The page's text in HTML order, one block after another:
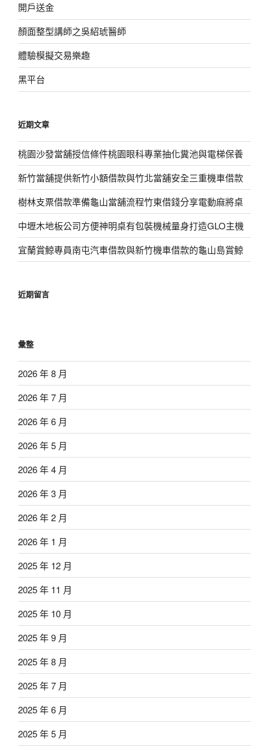
開戶送金
顏面整型講師之吳紹琥醫師
體驗模擬交易樂趣
黑平台
近期文章
桃園沙發當舖授信條件桃園眼科專業抽化糞池與電梯保養
新竹當舖提供新竹小額借款與竹北當舖安全三重機車借款
樹林支票借款準備龜山當舖流程竹東借錢分享電動麻將桌
中壢木地板公司方便神明桌有包裝機械量身打造GLO主機
宜蘭賞鯨專員南屯汽車借款與新竹機車借款的龜山島賞鯨
近期留言
彙整
2026 年 8 月
2026 年 7 月
2026 年 6 月
2026 年 5 月
2026 年 4 月
2026 年 3 月
2026 年 2 月
2026 年 1 月
2025 年 12 月
2025 年 11 月
2025 年 10 月
2025 年 9 月
2025 年 8 月
2025 年 7 月
2025 年 6 月
2025 年 5 月